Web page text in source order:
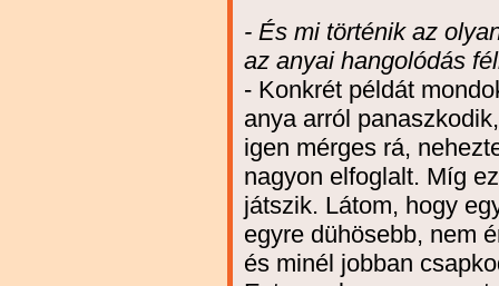
- És mi történik az
az anyai hangolódás
- Konkrét példát
anya arról
igen mérges rá,
nagyon elfoglalt. Míg
játszik. Látom, hogy
egyre dühösebb, nem
és minél jobban